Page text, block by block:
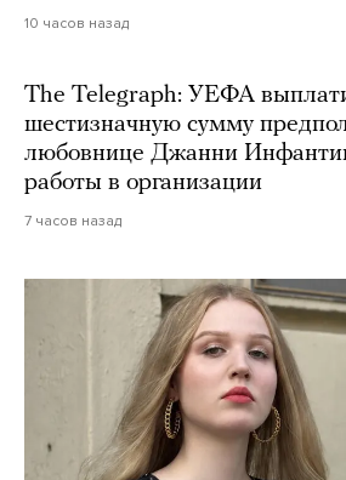
10 часов назад
The Telegraph: УЕФА
шестизначную сумму
любовнице Джанни
работы в организации
7 часов назад